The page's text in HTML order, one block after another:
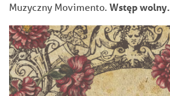
Muzyczny Movimento. Wstęp wolny.